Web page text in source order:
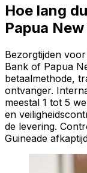
Hoe lang
Papua
Bezorgtijden
Bank of Papua
betaalmethode,
ontvanger.
meestal 1 tot 5
en
de levering.
Guineade